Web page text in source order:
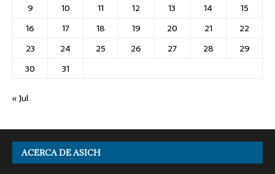
9
10 11 12 13 14
15
16
17 18 19 20 21
22
23
24 25 26 27 28
29
30
31
« Jul
ACERCA DE ASICH